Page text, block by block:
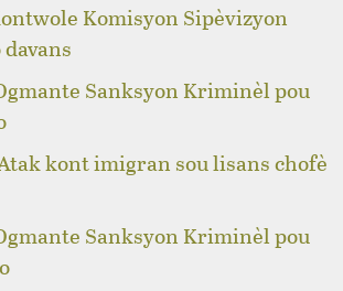
Komisyon Sipèvizyon
Sanksyon Kriminèl pou
kont imigran sou lisans chofè
Sanksyon Kriminèl pou